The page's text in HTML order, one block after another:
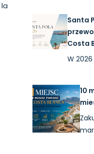
Santa
Costa
W
10